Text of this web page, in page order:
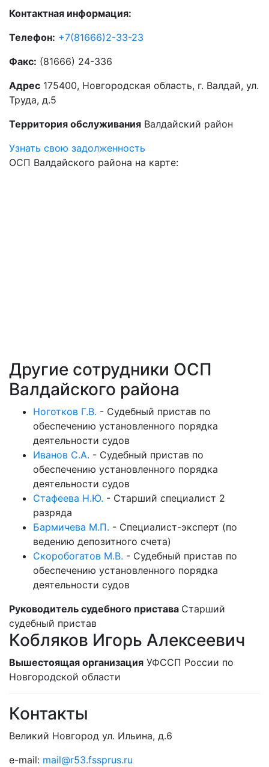
Контактная информация:
Телефон: +7(81666)2-33-23
Факс: (81666) 24-336
Адрес 175400, Новгородская область, г. Валдай, ул.
Труда, д.5
Территория обслуживания Валдайский район
Узнать свою задолженность
ОСП Валдайского района на карте:
Другие сотрудники ОСП
Валдайского района
Ноготков Г.В. - Судебный пристав по
обеспечению установленного порядка
деятельности судов
Иванов С.А. - Судебный пристав по
обеспечению установленного порядка
деятельности судов
Стафеева Н.Ю. - Старший специалист 2
разряда
Бармичева М.П. - Специалист-эксперт (по
ведению депозитного счета)
Скоробогатов М.В. - Судебный пристав по
обеспечению установленного порядка
деятельности судов
Руководитель судебного пристава Старший
судебный пристав
Кобляков Игорь Алексеевич
Вышестоящая организация УФССП России по
Новгородской области
Контакты
Великий Новгород ул. Ильина, д.6
e-mail: mail@r53.fssprus.ru